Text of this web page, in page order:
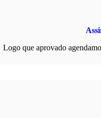
Logo que aprovado